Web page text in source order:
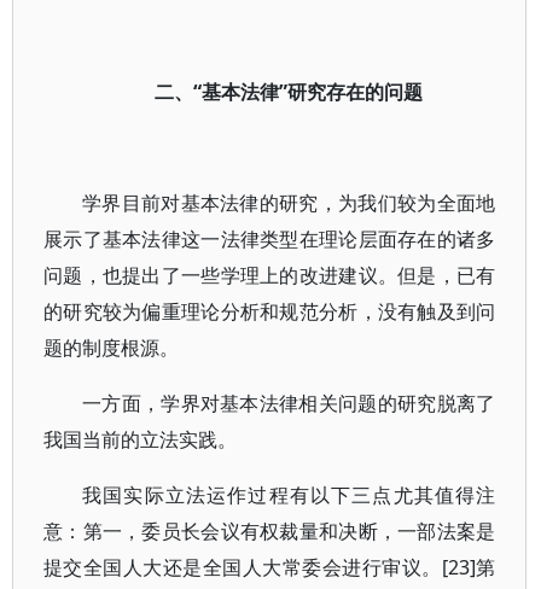
二、“基本法律”研究存在的问题
学界目前对基本法律的研究，为我们较为全面地
展示了基本法律这一法律类型在理论层面存在的诸多
问题，也提出了一些学理上的改进建议。但是，已有
的研究较为偏重理论分析和规范分析，没有触及到问
题的制度根源。
一方面，学界对基本法律相关问题的研究脱离了
我国当前的立法实践。
我国实际立法运作过程有以下三点尤其值得注
意：第一，委员长会议有权裁量和决断，一部法案是
提交全国人大还是全国人大常委会进行审议。[23]第